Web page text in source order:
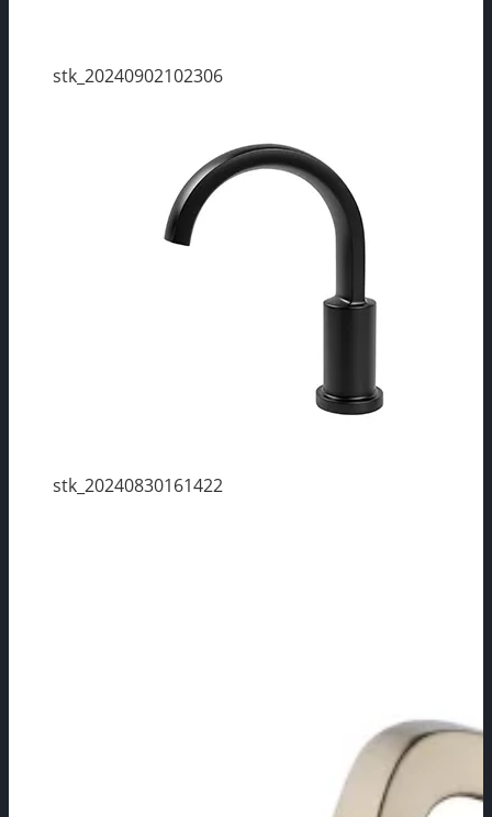
stk_20240902102306
stk_20240830161422